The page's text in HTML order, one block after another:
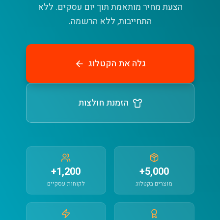
הצעת מחיר מותאמת תוך יום עסקים. ללא
התחייבות, ללא הרשמה.
גלה את הקטלוג
הזמנת חולצות
5,000+
מוצרים בקטלוג
1,200+
לקוחות עסקיים